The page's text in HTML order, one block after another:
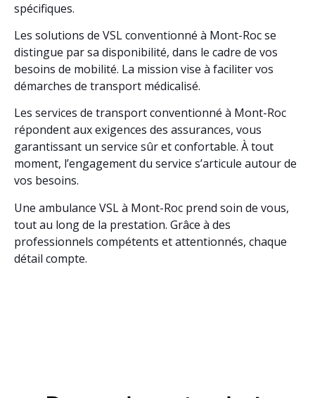
spécifiques.
Les solutions de VSL conventionné à Mont-Roc se
distingue par sa disponibilité, dans le cadre de vos
besoins de mobilité. La mission vise à faciliter vos
démarches de transport médicalisé.
Les services de transport conventionné à Mont-Roc
répondent aux exigences des assurances, vous
garantissant un service sûr et confortable. À tout
moment, l’engagement du service s’articule autour de
vos besoins.
Une ambulance VSL à Mont-Roc prend soin de vous,
tout au long de la prestation. Grâce à des
professionnels compétents et attentionnés, chaque
détail compte.